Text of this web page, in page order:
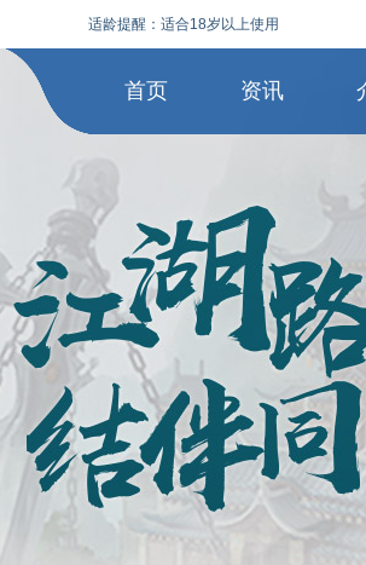
适龄提醒：适合18岁以上使用
首页 资讯